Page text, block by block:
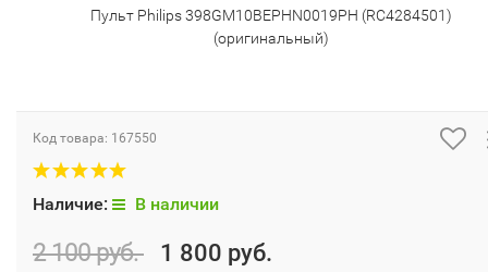
Пульт Philips 398GM10BEPHN0019PH (RC4284501)
(оригинальный)
Код товара: 167550
Наличие: В наличии
2 100 руб. 1 800 руб.